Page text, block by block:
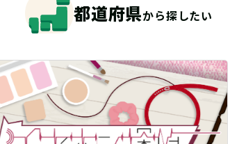
都道府県から探したい